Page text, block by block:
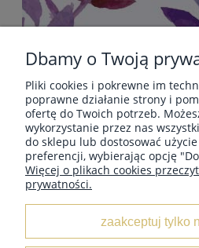
POMOC
PŁATNOŚCI I
Dbamy o Twoją
Pliki cookies i pokrewne im
poprawne działanie strony i
ofertę do Twoich potrzeb.
wykorzystanie przez nas
do sklepu lub dostosować
preferencji, wybierając opcję
Więcej o plikach cookies
prywatności.
zaakceptuj tylko